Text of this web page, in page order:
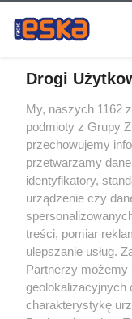
Żaden utwór
rozpowszechniany lub
tym także elektroniczny
eksploatacji w
bez pisemnej zgody
wykorzystanie utworów
bez właściwej zgody,
prawnie.
Drogi
My, naszych 1162
podmioty z Grupy
przechowujemy
przetwarzamy
identyfikatory,
urządzenie czy
treści, pomiar
ulepszanie usług.
Partnerzy możemy
geolokalizacyjnych
charakterystykę